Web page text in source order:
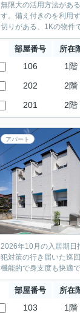
無限大の活用方法があ
す。備え付きのを利用
切りがある、1Kの物件
部屋番号 所在
106 1階
202 2階
201 2階
アパート
2026年10月の入居期日
犯対策の行き届いた巡
機能的で身支度も快適
部屋番号 所在
103 1階